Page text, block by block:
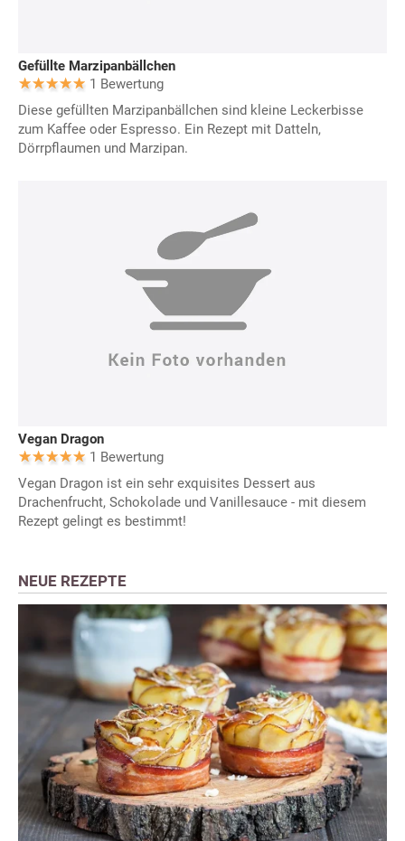
Gefüllte Marzipanbällchen
1 Bewertung
Diese gefüllten Marzipanbällchen sind kleine Leckerbisse
zum Kaffee oder Espresso. Ein Rezept mit Datteln,
Dörrpflaumen und Marzipan.
Vegan Dragon
1 Bewertung
Vegan Dragon ist ein sehr exquisites Dessert aus
Drachenfrucht, Schokolade und Vanillesauce - mit diesem
Rezept gelingt es bestimmt!
NEUE REZEPTE